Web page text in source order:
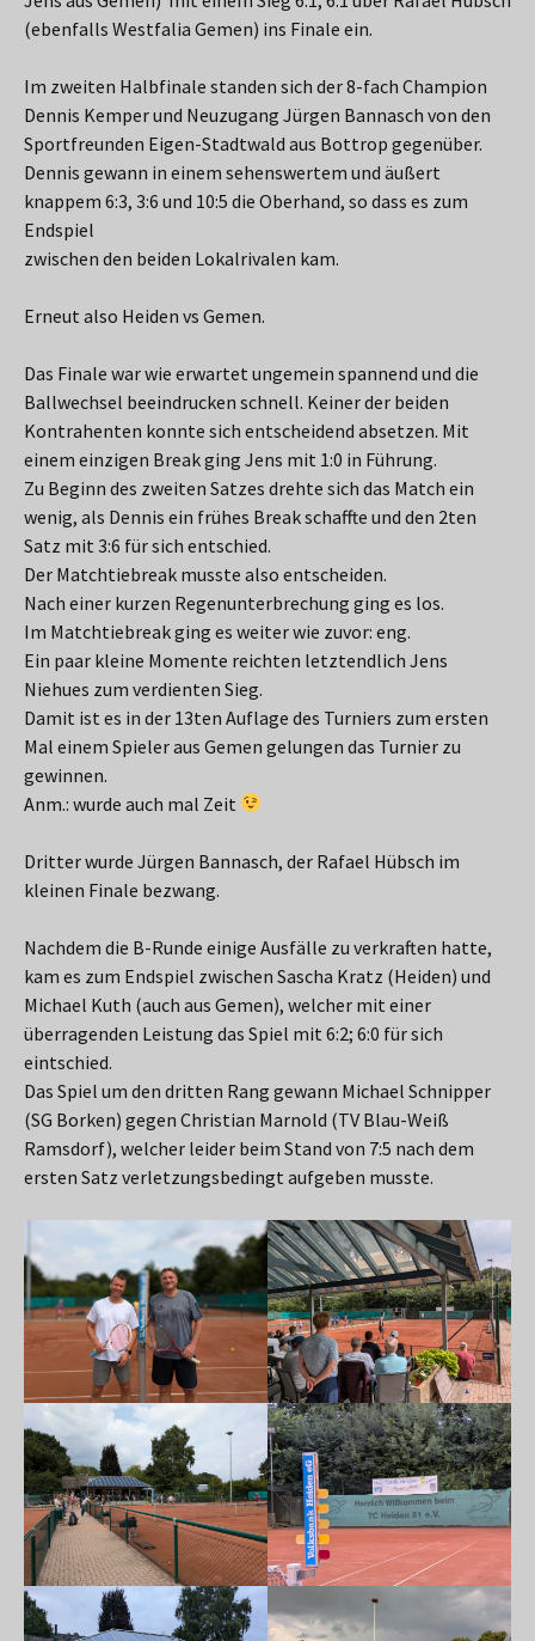
(ebenfalls Westfalia Gemen) ins Finale ein.
Im zweiten Halbfinale standen sich der 8-fach Champion
Dennis Kemper und Neuzugang Jürgen Bannasch von den
Sportfreunden Eigen-Stadtwald aus Bottrop gegenüber.
Dennis gewann in einem sehenswertem und äußert
knappem 6:3, 3:6 und 10:5 die Oberhand, so dass es zum
Endspiel
zwischen den beiden Lokalrivalen kam.
Erneut also Heiden vs Gemen.
Das Finale war wie erwartet ungemein spannend und die
Ballwechsel beeindrucken schnell. Keiner der beiden
Kontrahenten konnte sich entscheidend absetzen. Mit
einem einzigen Break ging Jens mit 1:0 in Führung.
Zu Beginn des zweiten Satzes drehte sich das Match ein
wenig, als Dennis ein frühes Break schaffte und den 2ten
Satz mit 3:6 für sich entschied.
Der Matchtiebreak musste also entscheiden.
Nach einer kurzen Regenunterbrechung ging es los.
Im Matchtiebreak ging es weiter wie zuvor: eng.
Ein paar kleine Momente reichten letztendlich Jens
Niehues zum verdienten Sieg.
Damit ist es in der 13ten Auflage des Turniers zum ersten
Mal einem Spieler aus Gemen gelungen das Turnier zu
gewinnen.
Anm.: wurde auch mal Zeit
Dritter wurde Jürgen Bannasch, der Rafael Hübsch im
kleinen Finale bezwang.
Nachdem die B-Runde einige Ausfälle zu verkraften hatte,
kam es zum Endspiel zwischen Sascha Kratz (Heiden) und
Michael Kuth (auch aus Gemen), welcher mit einer
überragenden Leistung das Spiel mit 6:2; 6:0 für sich
eintschied.
Das Spiel um den dritten Rang gewann Michael Schnipper
(SG Borken) gegen Christian Marnold (TV Blau-Weiß
Ramsdorf), welcher leider beim Stand von 7:5 nach dem
ersten Satz verletzungsbedingt aufgeben musste.